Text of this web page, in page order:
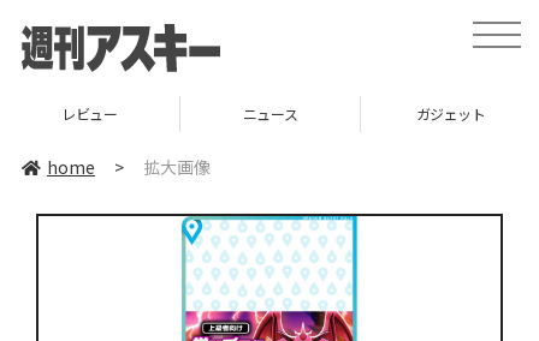
toggle
レビュー ニュース ガジェット
home > 拡大画像